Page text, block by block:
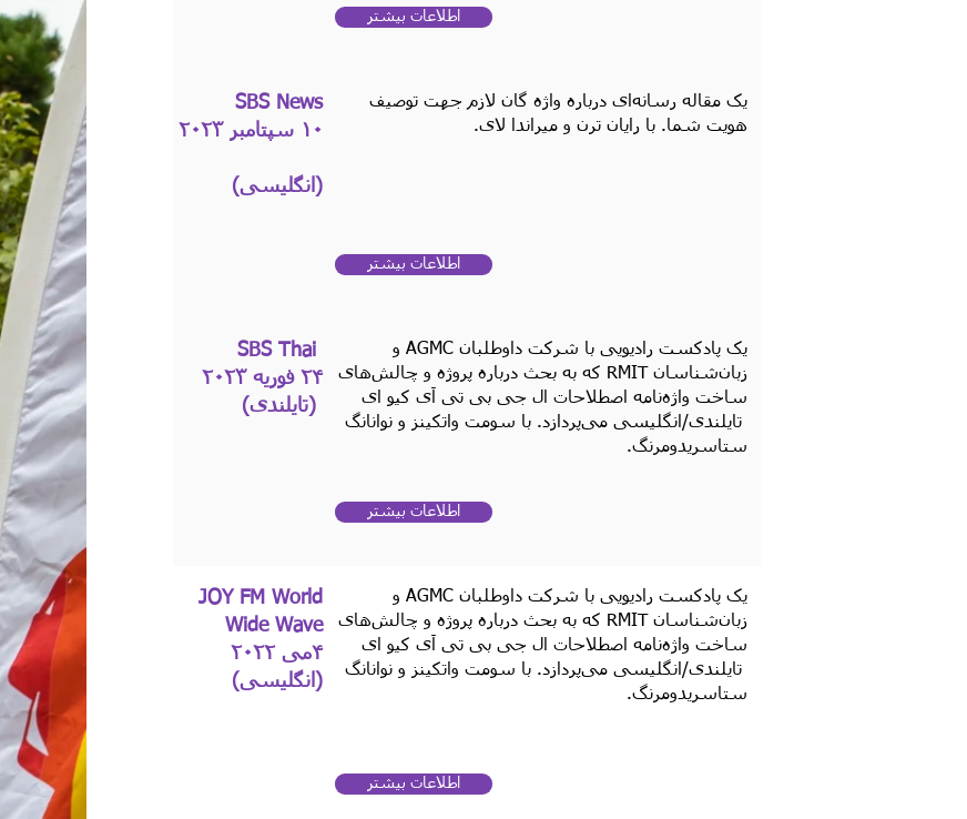
اطلاعات بیشتر
SBS News
۱۰ سپتامبر ۲۰۲۳
(انگلیسی)
یک مقاله رسانه‌ای درباره واژه گان لازم جهت توصیف
هویت شما. با رایان ترن و میراندا لای.
اطلاعات بیشتر
SBS Thai
۲۴ فوریه ۲۰۲۳
(تایلندی)
یک پادکست رادیویی با شرکت داوطلبان AGMC و
زبان‌شناسان RMIT که به بحث درباره پروژه و چالش‌های
ساخت واژه‌نامه اصطلاحات ال جی بی تی آی کیو ای
تایلندی/انگلیسی می‌پردازد. با سومت واتکینز و نوانانگ
ستاسریدومرنگ.
اطلاعات بیشتر
JOY FM World
Wide Wave
۴می ۲۰۲۲
‫(انگلیسی)
یک پادکست رادیویی با شرکت داوطلبان AGMC و
زبان‌شناسان RMIT که به بحث درباره پروژه و چالش‌های
ساخت واژه‌نامه اصطلاحات ال جی بی تی آی کیو ای
تایلندی/انگلیسی می‌پردازد. با سومت واتکینز و نوانانگ
ستاسریدومرنگ.
اطلاعات بیشتر